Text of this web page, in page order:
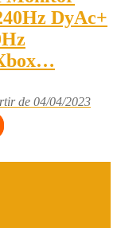
DyAc+
de 04/04/2023